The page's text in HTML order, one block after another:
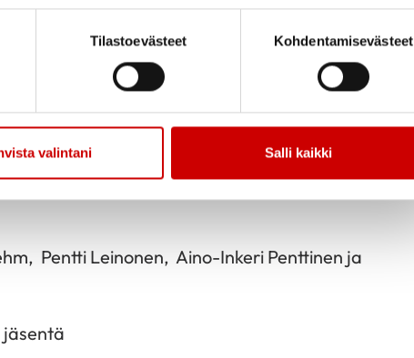
Tilastoevästeet Kohdentamisevästeet
valintani Salli kaikki
Jaa sivu Jaa Whatsapp Jaa LinkedinJaa Email
Raija Tahvanainen jatkamaan
Maija Myyry ja uusina jäseninä Kirsti
Pentti Leinonen, Aino-Inkeri Penttinen ja
jäsentä